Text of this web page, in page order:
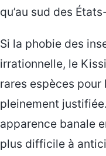
qu’au sud des
Si la phobie des
irrationnelle, le
rares espèces
pleinement
apparence banale
plus difficile à